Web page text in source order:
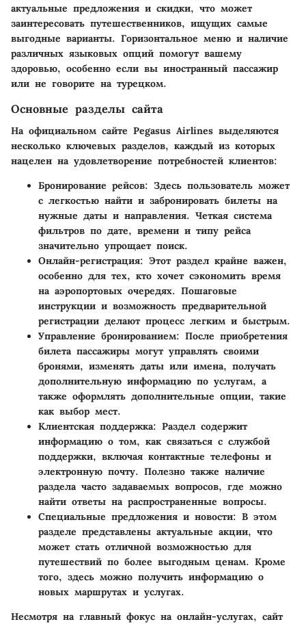
актуальные предложения и скидки, что может
заинтересовать путешественников, ищущих самые
выгодные варианты. Горизонтальное меню и наличие
различных языковых опций помогут вашему
здоровью, особенно если вы иностранный пассажир
или не говорите на турецком.
Основные разделы сайта
На официальном сайте Pegasus Airlines выделяются
несколько ключевых разделов, каждый из которых
нацелен на удовлетворение потребностей клиентов:
Бронирование рейсов: Здесь пользователь может
с легкостью найти и забронировать билеты на
нужные даты и направления. Четкая система
фильтров по дате, времени и типу рейса
значительно упрощает поиск.
Онлайн-регистрация: Этот раздел крайне важен,
особенно для тех, кто хочет сэкономить время
на аэропортовых очередях. Пошаговые
инструкции и возможность предварительной
регистрации делают процесс легким и быстрым.
Управление бронированием: После приобретения
билета пассажиры могут управлять своими
бронями, изменять даты или имена, получать
дополнительную информацию по услугам, а
также оформлять дополнительные опции, такие
как выбор мест.
Клиентская поддержка: Раздел содержит
информацию о том, как связаться с службой
поддержки, включая контактные телефоны и
электронную почту. Полезно также наличие
раздела часто задаваемых вопросов, где можно
найти ответы на распространенные вопросы.
Специальные предложения и новости: В этом
разделе представлены актуальные акции, что
может стать отличной возможностью для
путешествий по более выгодным ценам. Кроме
того, здесь можно получить информацию о
новых маршрутах и услугах.
Несмотря на главный фокус на онлайн-услугах, сайт